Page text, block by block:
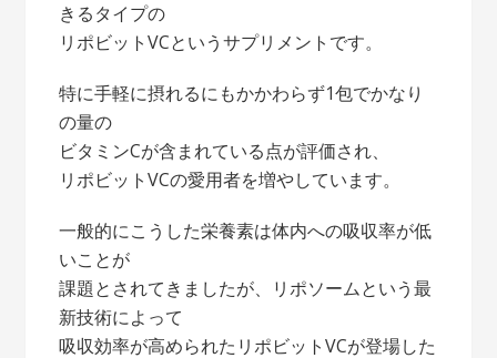
きるタイプの
リポビットVCというサプリメントです。
特に手軽に摂れるにもかかわらず1包でかなり
の量の
ビタミンCが含まれている点が評価され、
リポビットVCの愛用者を増やしています。
一般的にこうした栄養素は体内への吸収率が低
いことが
課題とされてきましたが、リポソームという最
新技術によって
吸収効率が高められたリポビットVCが登場した